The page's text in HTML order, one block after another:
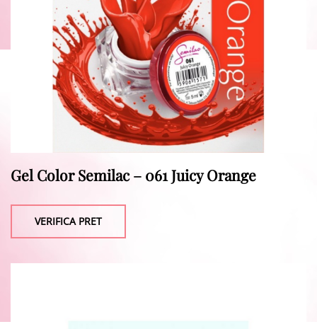
Gel Color Semilac – 061 Juicy Orange
VERIFICA PRET